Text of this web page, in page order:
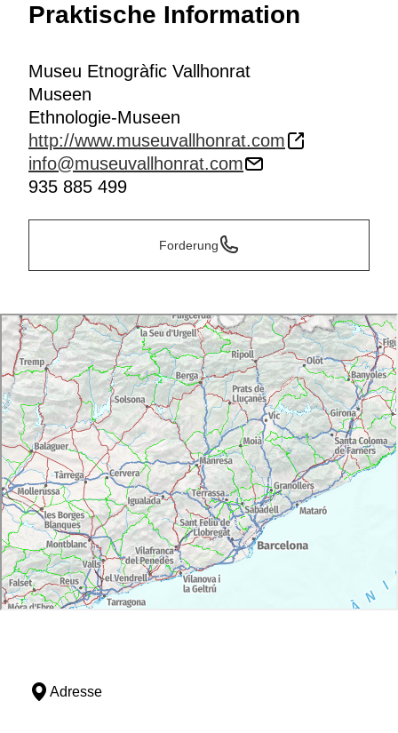
Praktische Information
Museu Etnogràfic Vallhonrat
Museen
Ethnologie-Museen
http://www.museuvallhonrat.com
info@museuvallhonrat.com
935 885 499
Forderung
Adresse